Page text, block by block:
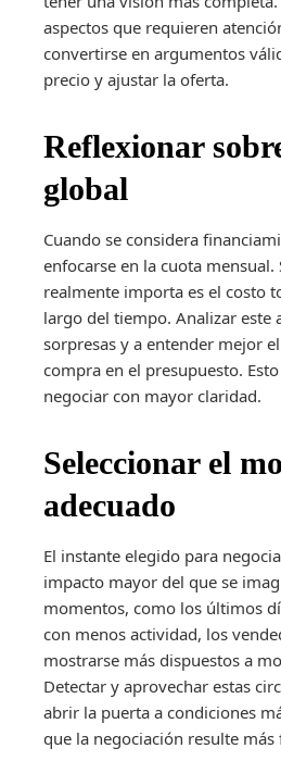
aspectos que requieren
convertirse en argumentos
precio y ajustar la oferta.
Reflexionar
global
Cuando se considera
enfocarse en la cuota
realmente importa es el costo
largo del tiempo. Analizar este
sorpresas y a entender mejor
compra en el presupuesto.
negociar con mayor claridad.
Seleccionar el
adecuado
El instante elegido para
impacto mayor del que se
momentos, como los últimos
con menos actividad, los
mostrarse más dispuestos a
Detectar y aprovechar estas
abrir la puerta a condiciones
que la negociación resulte más